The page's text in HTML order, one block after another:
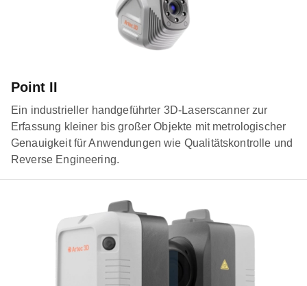
Point II
Ein industrieller handgeführter 3D-Laserscanner zur
Erfassung kleiner bis großer Objekte mit metrologischer
Genauigkeit für Anwendungen wie Qualitätskontrolle und
Reverse Engineering.